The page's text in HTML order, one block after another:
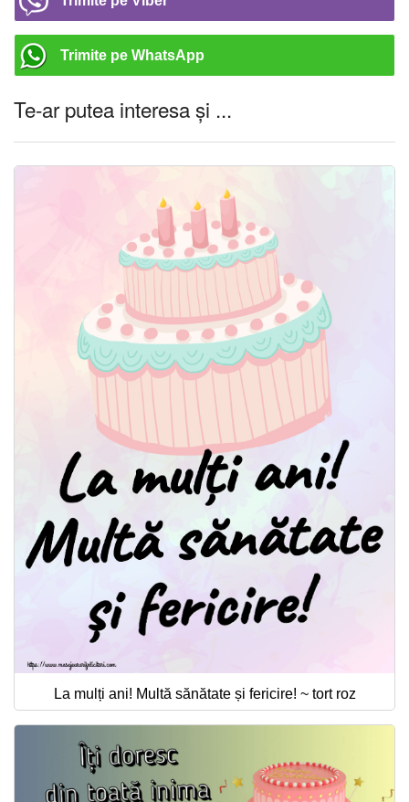
Trimite pe WhatsApp
Te-ar putea interesa și ...
La mulți ani! Multă sănătate și fericire! ~ tort roz